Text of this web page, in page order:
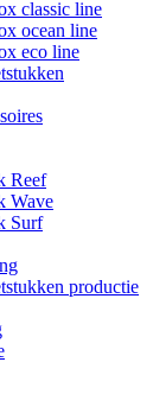
classic line
ocean line
eco line
Reef
Wave
Surf
productie